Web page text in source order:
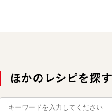
ほかのレシピを探す